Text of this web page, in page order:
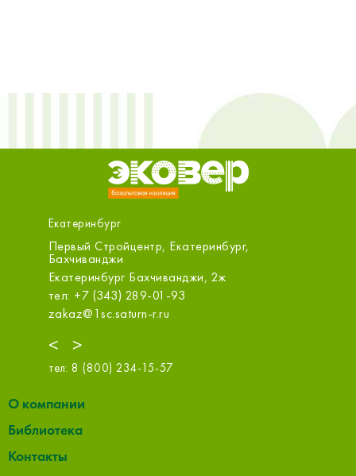
Екатеринбург
<
Первый Стройцентр, Екатеринбург,
Бахчиванджи
Екатеринбург Бахчиванджи, 2ж
тел: +7 (343) 289-01-93
zakaz@1sc.saturn-r.ru
>
тел: 8 (800) 234-15-57
О компании
Библиотека
Контакты